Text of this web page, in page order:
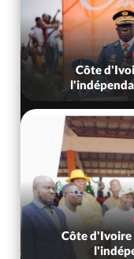
Côte
Côte d'Ivoire